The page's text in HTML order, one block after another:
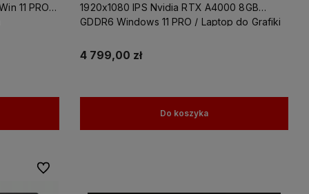
11 PRO /
1920x1080 IPS Nvidia RTX A4000 8GB
GDDR6 Windows 11 PRO / Laptop do Grafiki
4 799,00 zł
Do koszyka
Do ulubionych